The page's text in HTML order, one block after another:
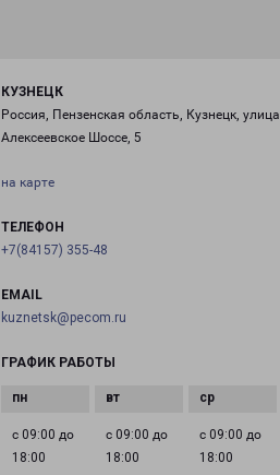
КУЗНЕЦК
Россия, Пензенская область, Кузнецк, улица
Алексеевское Шоссе, 5
на карте
ТЕЛЕФОН
+7(84157) 355-48
EMAIL
kuznetsk@pecom.ru
ГРАФИК РАБОТЫ
с 09:00 до
18:00
с 09:00 до
18:00
с 09:00 до
18:00